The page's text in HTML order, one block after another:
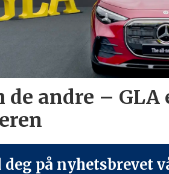
de andre – GLA
deg på nyhetsbrevet